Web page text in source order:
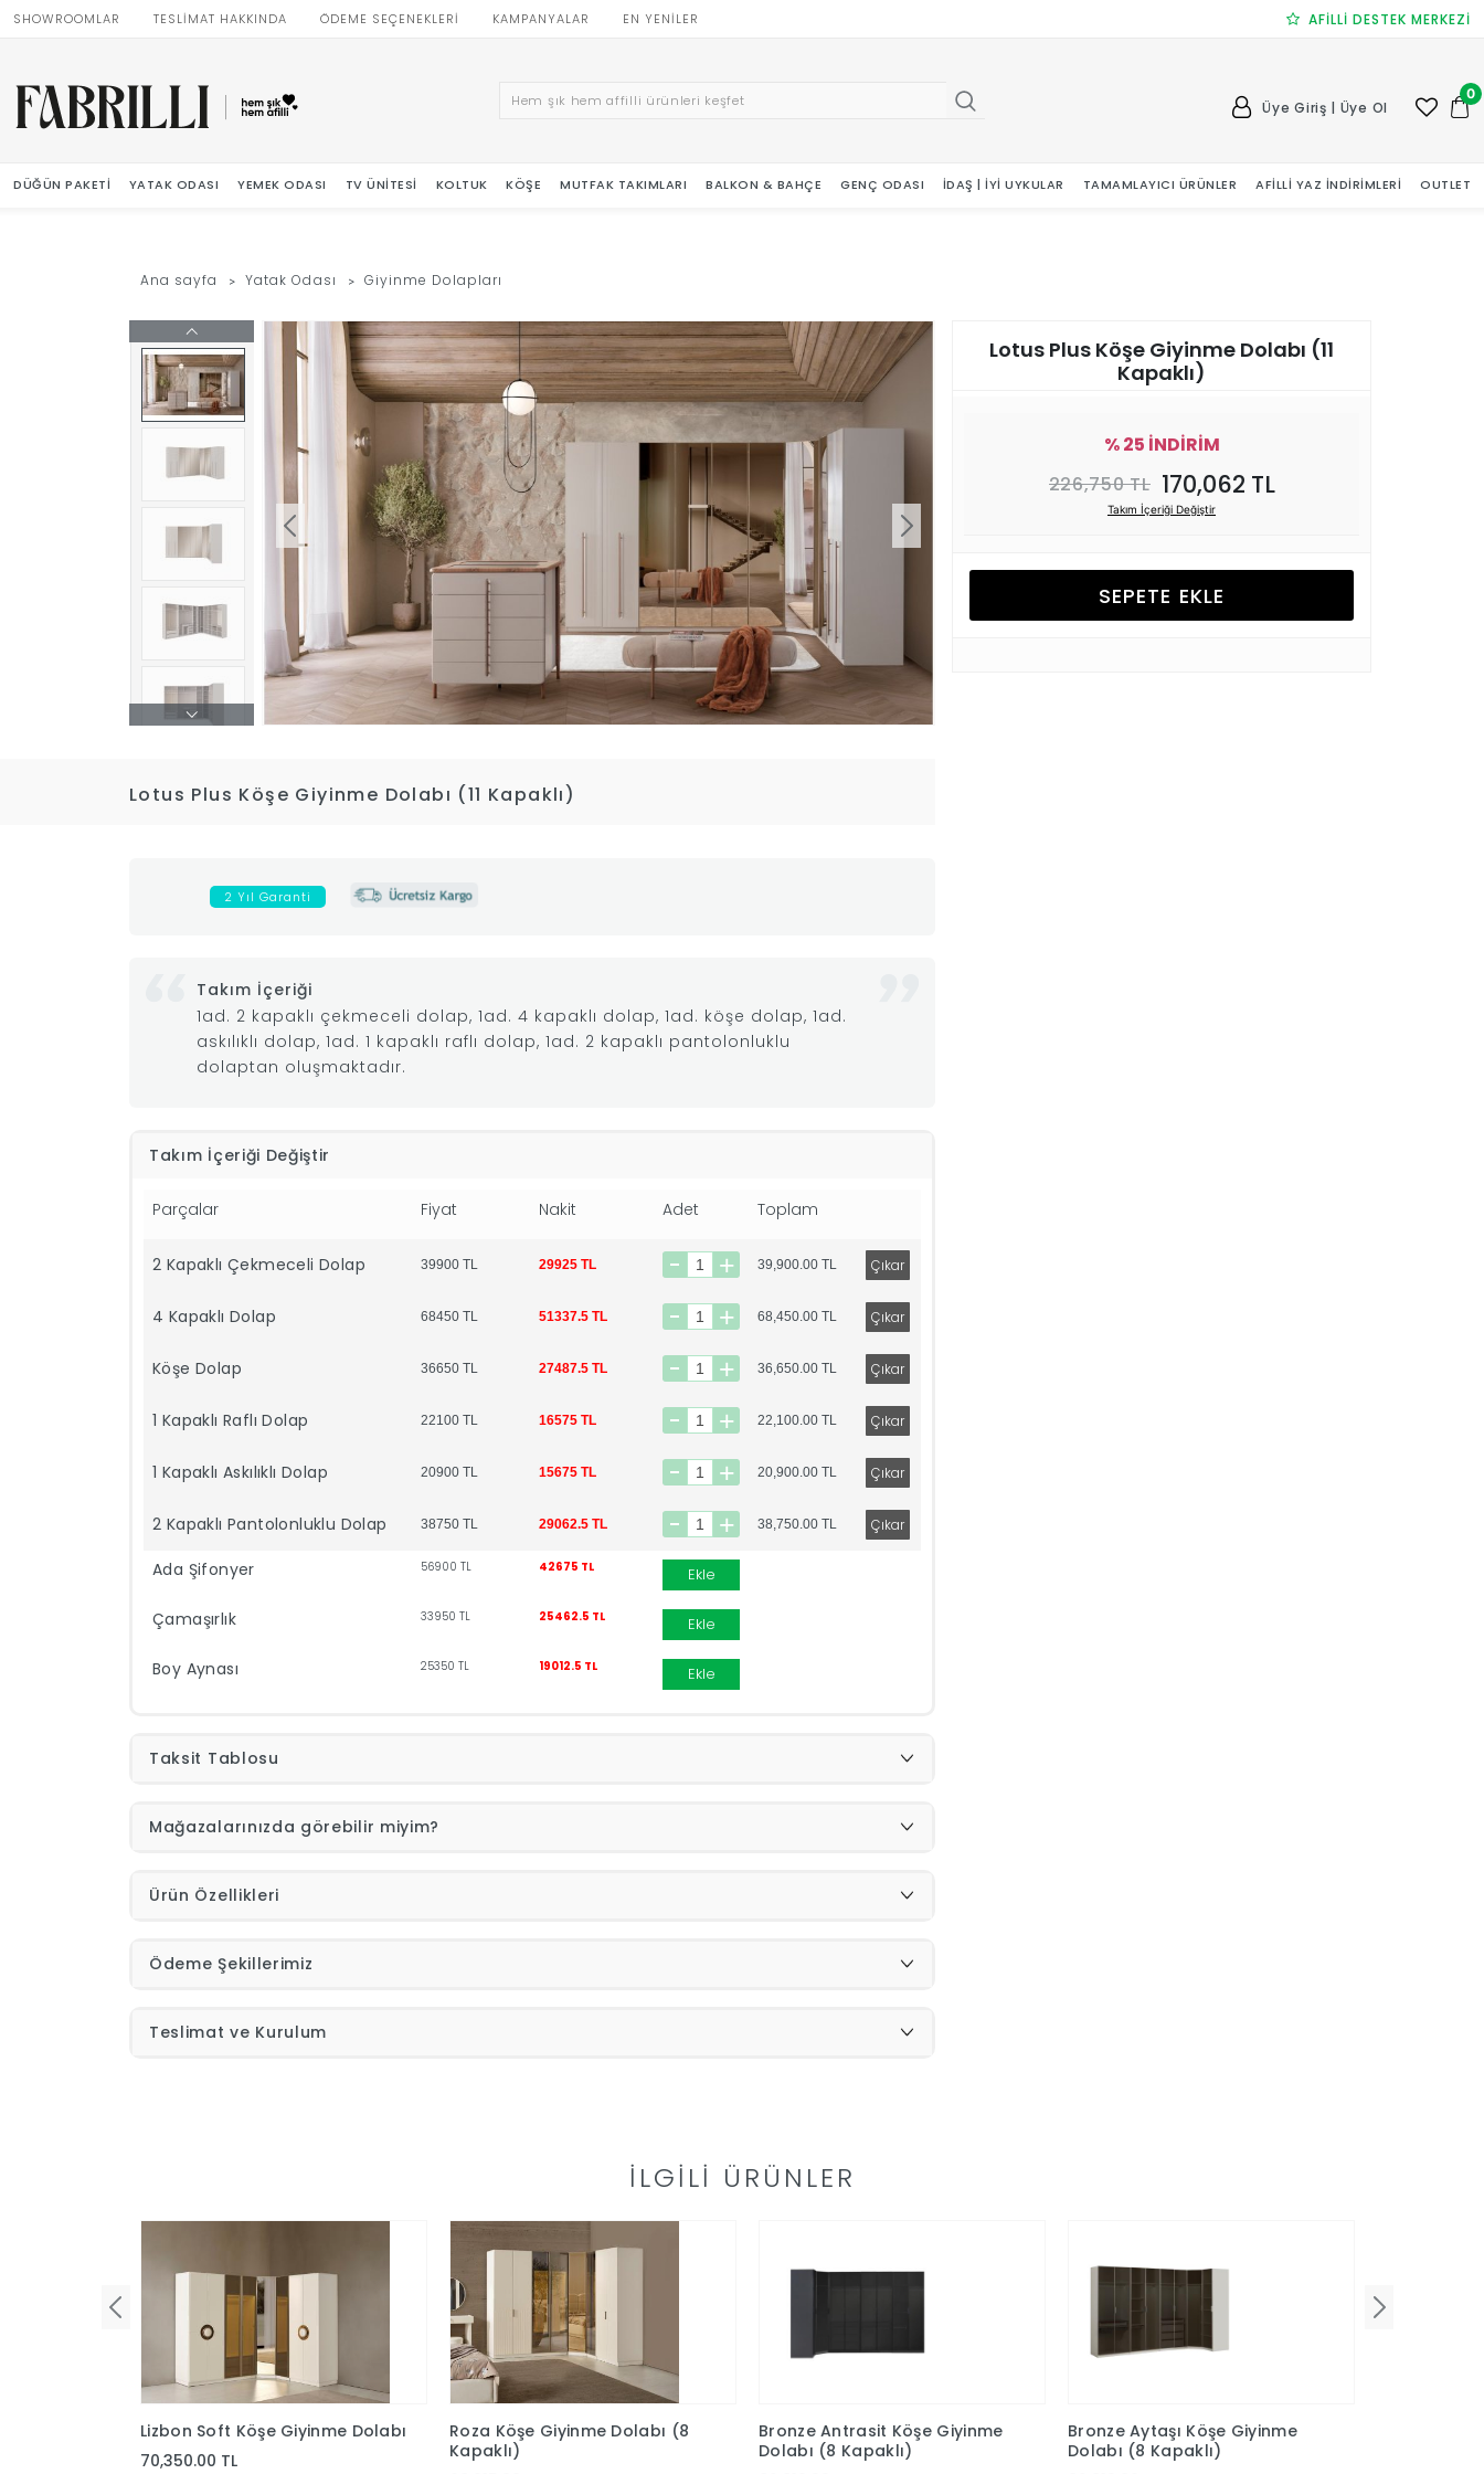
SHOWROOMLAR TESLİMAT HAKKINDA ÖDEME SEÇENEKLERİ KAMPANYALAR EN YENILER AFİLLİ DESTEK MERKEZİ
Üye Giriş | Üye Ol
0
DÜĞÜN PAKETI YATAK ODASI YEMEK ODASI TV ÜNITESI KOLTUK KÖŞE MUTFAK TAKIMLARI BALKON & BAHÇE GENÇ ODASI İDAŞ | İYI UYKULAR TAMAMLAYICI ÜRÜNLER AFILLI YAZ İNDIRIMLERI OUTLET
Ana sayfa Yatak Odası Giyinme Dolapları
Lotus Plus Köşe Giyinme Dolabı (11 Kapaklı)
2 Yıl Garanti
Takım İçeriği
1ad. 2 kapaklı çekmeceli dolap, 1ad. 4 kapaklı dolap, 1ad. köşe dolap, 1ad.
askılıklı dolap, 1ad. 1 kapaklı raflı dolap, 1ad. 2 kapaklı pantolonluklu
dolaptan oluşmaktadır.
Takım İçeriği Değiştir
Parçalar Fiyat Nakit Adet Toplam
2 Kapaklı Çekmeceli Dolap 39900 TL 29925 TL 39,900.00 TL
4 Kapaklı Dolap 68450 TL 51337.5 TL 68,450.00 TL
Köşe Dolap 36650 TL 27487.5 TL 36,650.00 TL
1 Kapaklı Raflı Dolap 22100 TL 16575 TL 22,100.00 TL
1 Kapaklı Askılıklı Dolap 20900 TL 15675 TL 20,900.00 TL
2 Kapaklı Pantolonluklu Dolap 38750 TL 29062.5 TL 38,750.00 TL
Ada Şifonyer 56900 TL 42675 TL Ekle
Çamaşırlık 33950 TL 25462.5 TL Ekle
Boy Aynası 25350 TL 19012.5 TL Ekle
Taksit Tablosu
Mağazalarınızda görebilir miyim?
Ürün Özellikleri
Ödeme Şekillerimiz
Teslimat ve Kurulum
Lotus Plus Köşe Giyinme Dolabı (11
Kapaklı)
% 25 İNDİRİM
226,750 TL 170,062 TL
Takım İçeriği Değiştir
SEPETE EKLE
İLGILI ÜRÜNLER
Lizbon Soft Köşe Giyinme Dolabı
70,350.00 TL
Roza Köşe Giyinme Dolabı (8
Kapaklı)
Bronze Antrasit Köşe Giyinme
Dolabı (8 Kapaklı)
Bronze Aytaşı Köşe Giyinme
Dolabı (8 Kapaklı)